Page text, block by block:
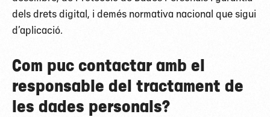
dels drets digital, i demés normativa nacional que sigui
d’aplicació.
Com puc contactar amb el
responsable del tractament de
les dades personals?